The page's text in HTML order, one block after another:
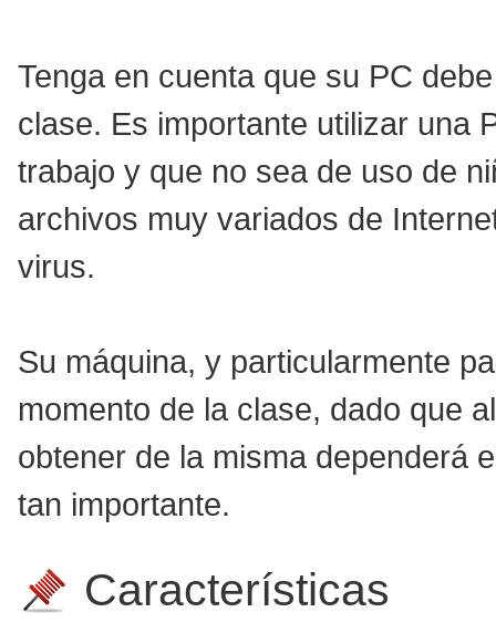
Tenga en cuenta que su PC
clase. Es importante utilizar una
trabajo y que no sea de uso de
archivos muy variados de
virus.
Su máquina, y particularmente
momento de la clase, dado que
obtener de la misma dependerá
tan importante.
Características